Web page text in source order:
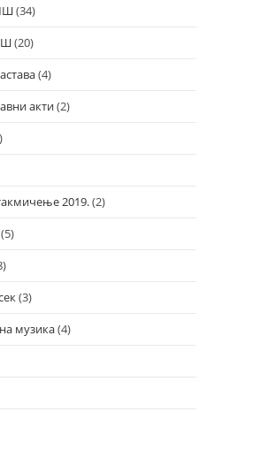
(34)
(20)
(4)
акти(2)
2019.(2)
(5)
(3)
музика(4)